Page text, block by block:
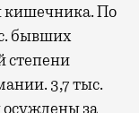
кишечника. По
бывших
степени
3,7 тыс.
осуждены за